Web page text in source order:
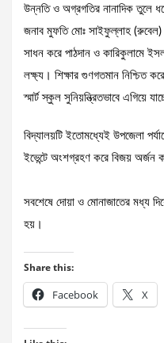
উন্নতি ও অগ্রগতির নানাদিক তুলে
জনাব মুফতি মোঃ সাইফুল্লাহ
সাধন করে পাঠদান ও কারিকুলামে
লক্ষ্য। শিক্ষার গুণগতমান নিশ্চিত
স্মার্ট স্কুল সুনিয়ন্ত্রিতভাবে এগিয়ে
বিদ্যালয়টি ইতোমধ্যেই উপজেলা
ইভেন্টে অংশগ্রহণ করে বিজয় অর্জন
সবশেষে দোয়া ও মোনাজাতের মধ্য
হয়।
Share this:
Facebook X